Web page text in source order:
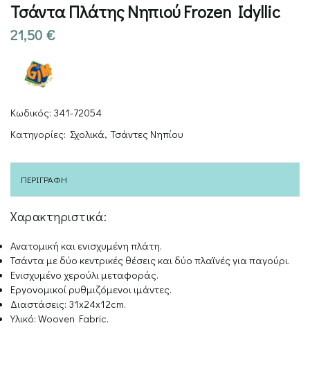
Τσάντα Πλάτης Νηπιού Frozen Idyllic
21,50 €
Κωδικός: 341-72054
Κατηγορίες: Σχολικά, Τσάντες Νηπίου
ΠΕΡΙΓΡΑΦΉ
Χαρακτηριστικά:
Ανατομική και ενισχυμένη πλάτη.
Τσάντα με δύο κεντρικές θέσεις και δύο πλαϊνές για παγούρι.
Ενισχυμένο χερούλι μεταφοράς.
Εργονομικοί ρυθμιζόμενοι ιμάντες.
Διαστάσεις: 31x24x12cm.
Υλικό: Wooven Fabric.